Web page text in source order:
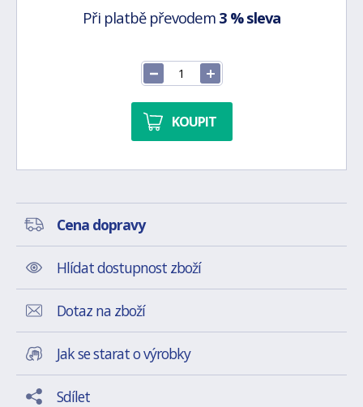
Při platbě převodem 3 % sleva
KOUPIT
Cena dopravy
Hlídat dostupnost zboží
Dotaz na zboží
Jak se starat o výrobky
Sdílet